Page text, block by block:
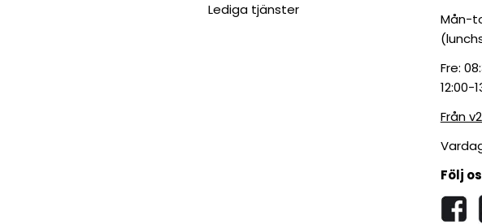
Lediga tjänster
Mån-
Fre:
12:00-
Från
Följ